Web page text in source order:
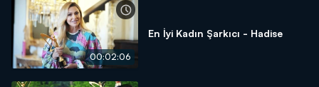
00:02:06
En İyi Kadın Şarkıcı - Hadise